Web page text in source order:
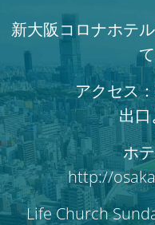
新大阪コロナホテ
アクセス
出口
ホ
http://
Life Church